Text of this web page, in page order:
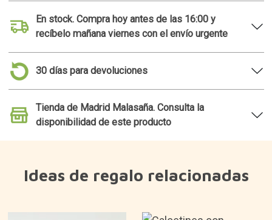
En stock. Compra hoy antes de las 16:00 y
recíbelo mañana viernes con el envío urgente
30 días para devoluciones
Tienda de Madrid Malasaña. Consulta la
disponibilidad de este producto
Ideas de regalo relacionadas